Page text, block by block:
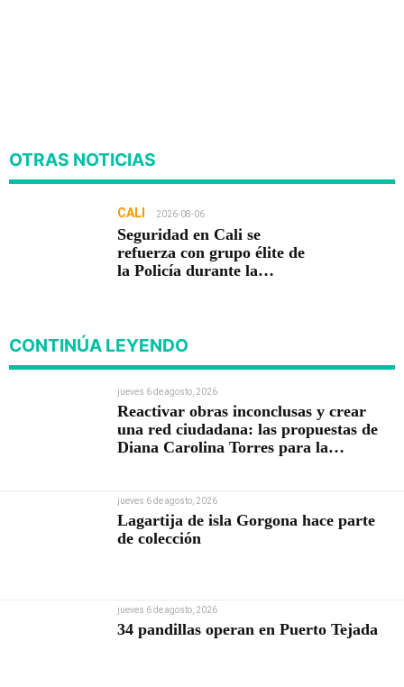
OTRAS NOTICIAS
CALI 2026-08-06
Seguridad en Cali se
refuerza con grupo élite de
la Policía durante la
CONTINÚA LEYENDO
jueves 6 de agosto, 2026
Reactivar obras inconclusas y crear
una red ciudadana: las propuestas de
Diana Carolina Torres para la
jueves 6 de agosto, 2026
Lagartija de isla Gorgona hace parte
de colección
jueves 6 de agosto, 2026
34 pandillas operan en Puerto Tejada